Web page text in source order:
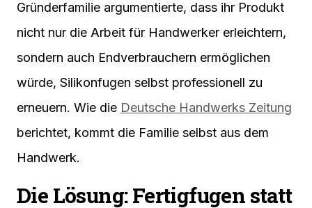
Gründerfamilie argumentierte, dass ihr Produkt
nicht nur die Arbeit für Handwerker erleichtern,
sondern auch Endverbrauchern ermöglichen
würde, Silikonfugen selbst professionell zu
erneuern. Wie die Deutsche Handwerks Zeitung
berichtet, kommt die Familie selbst aus dem
Handwerk.
Die Lösung: Fertigfugen statt